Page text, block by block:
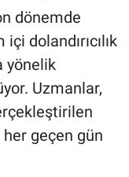
dönemde
dolandırıcılık
yönelik
Uzmanlar,
her geçen gün